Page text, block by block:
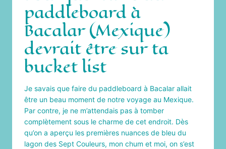
paddleboard à
Bacalar (Mexique)
devrait être sur ta
bucket list
Je savais que faire du paddleboard à Bacalar allait
être un beau moment de notre voyage au Mexique.
Par contre, je ne m’attendais pas à tomber
complètement sous le charme de cet endroit. Dès
qu’on a aperçu les premières nuances de bleu du
lagon des Sept Couleurs, mon chum et moi, on s’est